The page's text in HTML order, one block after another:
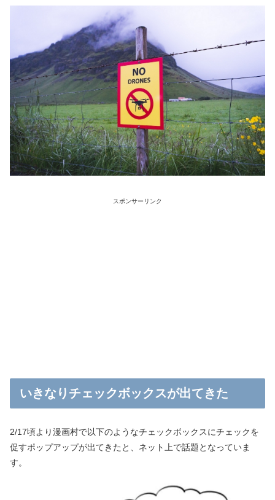
スポンサーリンク
いきなりチェックボックスが出てきた
2/17頃より漫画村で以下のようなチェックボックスにチェックを
促すポップアップが出てきたと、ネット上で話題となっていま
す。